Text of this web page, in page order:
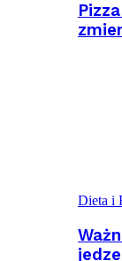
Dieta i